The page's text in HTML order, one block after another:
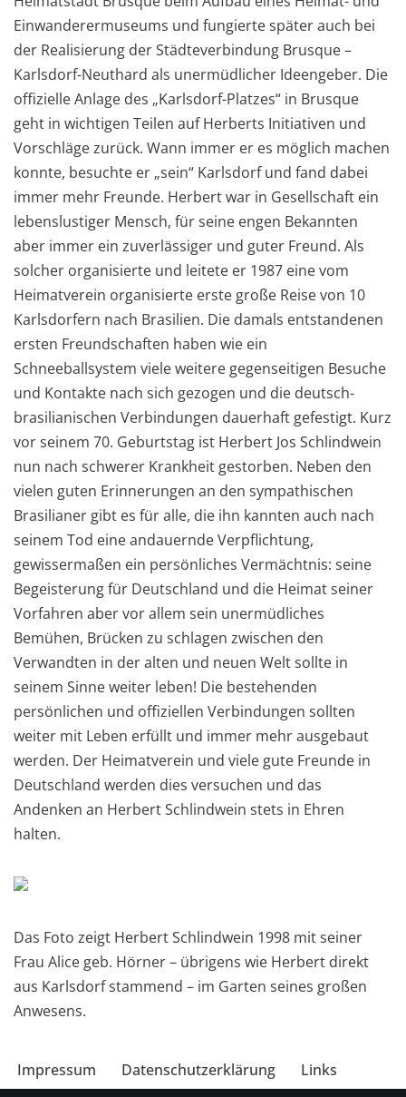
Einwanderermuseums und fungierte später auch bei
der Realisierung der Städteverbindung Brusque –
Karlsdorf-Neuthard als unermüdlicher Ideengeber. Die
offizielle Anlage des „Karlsdorf-Platzes“ in Brusque
geht in wichtigen Teilen auf Herberts Initiativen und
Vorschläge zurück. Wann immer er es möglich machen
konnte, besuchte er „sein“ Karlsdorf und fand dabei
immer mehr Freunde. Herbert war in Gesellschaft ein
lebenslustiger Mensch, für seine engen Bekannten
aber immer ein zuverlässiger und guter Freund. Als
solcher organisierte und leitete er 1987 eine vom
Heimatverein organisierte erste große Reise von 10
Karlsdorfern nach Brasilien. Die damals entstandenen
ersten Freundschaften haben wie ein
Schneeballsystem viele weitere gegenseitigen Besuche
und Kontakte nach sich gezogen und die deutsch-
brasilianischen Verbindungen dauerhaft gefestigt. Kurz
vor seinem 70. Geburtstag ist Herbert Jos Schlindwein
nun nach schwerer Krankheit gestorben. Neben den
vielen guten Erinnerungen an den sympathischen
Brasilianer gibt es für alle, die ihn kannten auch nach
seinem Tod eine andauernde Verpflichtung,
gewissermaßen ein persönliches Vermächtnis: seine
Begeisterung für Deutschland und die Heimat seiner
Vorfahren aber vor allem sein unermüdliches
Bemühen, Brücken zu schlagen zwischen den
Verwandten in der alten und neuen Welt sollte in
seinem Sinne weiter leben! Die bestehenden
persönlichen und offiziellen Verbindungen sollten
weiter mit Leben erfüllt und immer mehr ausgebaut
werden. Der Heimatverein und viele gute Freunde in
Deutschland werden dies versuchen und das
Andenken an Herbert Schlindwein stets in Ehren
halten.
Das Foto zeigt Herbert Schlindwein 1998 mit seiner
Frau Alice geb. Hörner – übrigens wie Herbert direkt
aus Karlsdorf stammend – im Garten seines großen
Anwesens.
Impressum Datenschutzerklärung Links